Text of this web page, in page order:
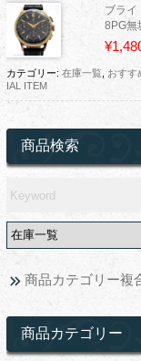
ブラ
8PG
カテゴリー: 在庫一覧, おすす
IAL ITEM
商品検索
商品カテゴリー複
商品カテゴリー